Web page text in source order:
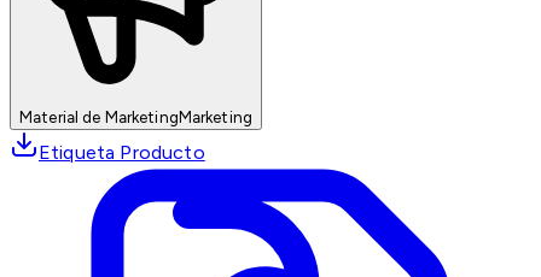
Material de MarketingMarketing
Etiqueta Producto